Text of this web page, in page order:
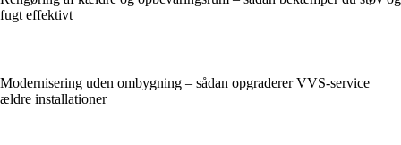
fugt effektivt
Modernisering uden ombygning – sådan opgraderer VVS-service
ældre installationer